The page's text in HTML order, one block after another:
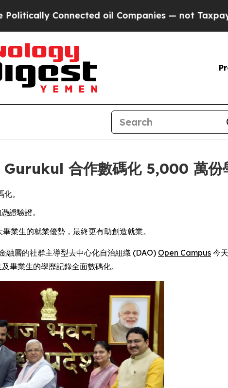
oil Companies — not Taxpayers —
合作數碼化 5,000 萬份
。
證驗證。
業生的就業優勢，最終更有助創造就業。
融層的社群主導型去中心化自治組織 (DAO) Open Campus 今
畢業生的學歷記錄全面數碼化。